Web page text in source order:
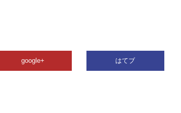
google+ はてブ